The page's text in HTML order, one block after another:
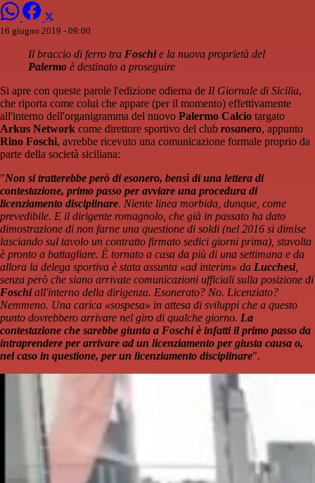
16 giugno 2019 - 09:00
Il braccio di ferro tra Foschie la nuova proprietà del
Palermo è destinato a proseguire
Si apre con queste parole l'edizione odierna de Il Giornale di Sicilia,
che riporta come colui che appare (per il momento) effettivamente
all'interno dell'organigramma del nuovo Palermo Calcio targato
Arkus Network come direttore sportivo del club rosanero, appunto
Rino Foschi, avrebbe ricevuto una comunicazione formale proprio da
parte della società siciliana:
"Non si tratterebbe però di esonero, bensì di una lettera di
contestazione, primo passo per avviare una procedura di
licenziamento disciplinare. Niente linea morbida, dunque, come
prevedibile. E il dirigente romagnolo, che già in passato ha dato
dimostrazione di non farne una questione di soldi (nel 2016 si dimise
lasciando sul tavolo un contratto firmato sedici giorni prima), stavolta
è pronto a battagliare. È tornato a casa da più di una settimana e da
allora la delega sportiva è stata assunta «ad interim» da Lucchesi,
senza però che siano arrivate comunicazioni ufficiali sulla posizione di
Foschiall'interno della dirigenza. Esonerato? No. Licenziato?
Nemmeno. Una carica «sospesa» in attesa di sviluppi che a questo
punto dovrebbero arrivare nel giro di qualche giorno. La
contestazione che sarebbe giunta a Foschi è infatti il primo passo da
intraprendere per arrivare ad un licenziamento per giusta causa o,
nel caso in questione, per un licenziamento disciplinare".